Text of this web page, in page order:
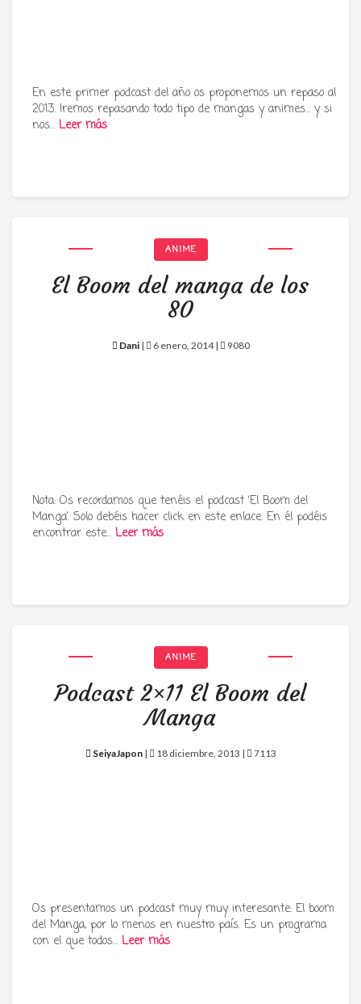
En este primer podcast del año os proponemos un repaso al
2013. Iremos repasando todo tipo de mangas y animes… y si
nos… Leer más
ANIME
El Boom del manga de los
80
Dani| 6 enero, 2014 | 9080
Nota: Os recordamos que tenéis el podcast ‘El Boom del
Manga’. Solo debéis hacer click en este enlace. En él podéis
encontrar este… Leer más
ANIME
Podcast 2×11 El Boom del
Manga
SeiyaJapon| 18 diciembre, 2013 | 7113
Os presentamos un podcast muy muy interesante: El boom
del Manga, por lo menos en nuestro país. Es un programa
con el que todos… Leer más